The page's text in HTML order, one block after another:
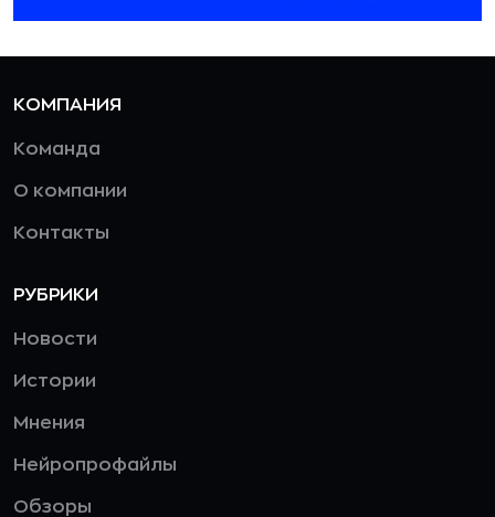
КОМПАНИЯ
Команда
О компании
Контакты
РУБРИКИ
Новости
Истории
Мнения
Нейропрофайлы
Обзоры